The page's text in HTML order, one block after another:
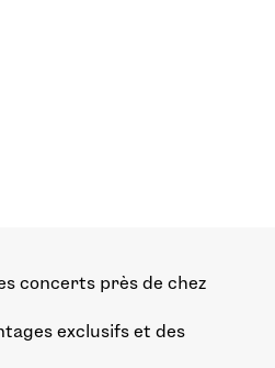
concerts près de chez
exclusifs et des